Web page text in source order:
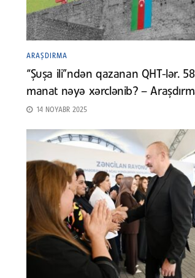
ARAŞDIRMA
“Şuşa ili”ndən qazanan QHT-lər.
manat nəyə xərclənib? –
14 NOYABR 2025